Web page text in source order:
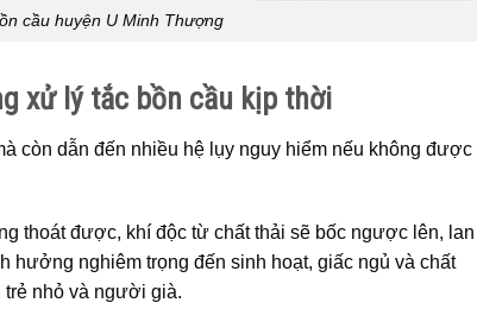
cầu huyện U Minh Thượng
xử lý tắc bồn cầu kịp thời
còn dẫn đến nhiều hệ lụy nguy hiểm nếu không được
thoát được, khí độc từ chất thải sẽ bốc ngược lên, lan
hưởng nghiêm trọng đến sinh hoạt, giấc ngủ và chất
trẻ nhỏ và người già.